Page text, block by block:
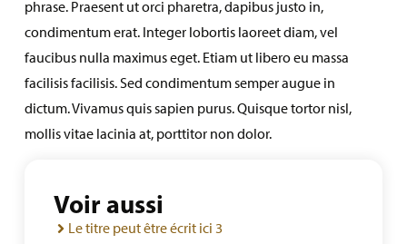
phrase. Praesent ut orci pharetra, dapibus justo in,
condimentum erat. Integer lobortis laoreet diam, vel
faucibus nulla maximus eget. Etiam ut libero eu massa
facilisis facilisis. Sed condimentum semper augue in
dictum. Vivamus quis sapien purus. Quisque tortor nisl,
mollis vitae lacinia at, porttitor non dolor.
Voir aussi
Le titre peut être écrit ici 3